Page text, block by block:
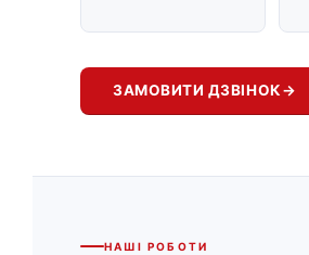
ЗАМОВИТИ ДЗВІНОК→
НАШІ РОБОТИ